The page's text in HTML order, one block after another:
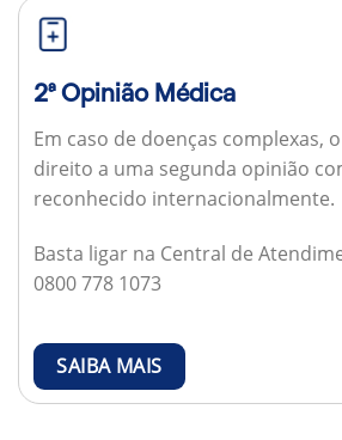
2ª Opinião Médica
Em caso de doenças complexas,
direito a uma segunda opinião
reconhecido internacionalmente.
Basta ligar na Central de
0800 778 1073
SAIBA MAIS